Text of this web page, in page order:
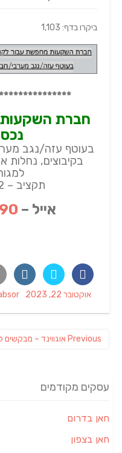
ביקרו בדף: 1,103
חברת
בעוטף עזה/נגב
בקיבוצים, נחלות
תקציב – 2 – 3 מיליון ש"ח.
אייל –
Posted
אוקטובר 22, 2023
Previous
Previous
אוגווינד – מבקשים
עסקים מקודמים
חאן בדרום
חאן בצפון